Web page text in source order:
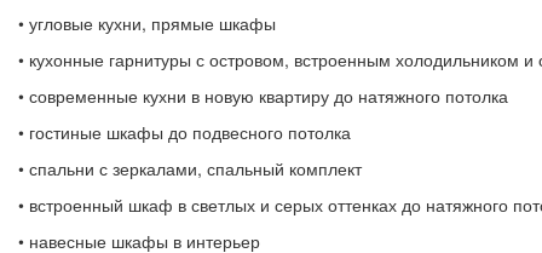
• угловые кухни, прямые шкафы
• кухонные гарнитуры с островом, встроенным холодильником и
• современные кухни в новую квартиру до натяжного потолка
• гостиные шкафы до подвесного потолка
• спальни с зеркалами, спальный комплект
• встроенный шкаф в светлых и серых оттенках до натяжного
• навесные шкафы в интерьер